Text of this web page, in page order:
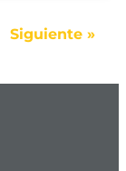
Siguiente »